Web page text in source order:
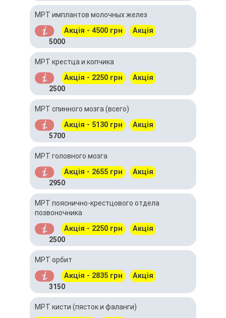
МРТ имплантов молочных желез
Акція - 4500 грн Акція
5000
МРТ крестца и копчика
Акція - 2250 грн Акція
2500
МРТ спинного мозга (всего)
Акція - 5130 грн Акція
5700
МРТ головного мозга
Акція - 2655 грн Акція
2950
МРТ пояснично-крестцового отдела
позвоночника
Акція - 2250 грн Акція
2500
МРТ орбит
Акція - 2835 грн Акція
3150
МРТ кисти (пясток и фаланги)